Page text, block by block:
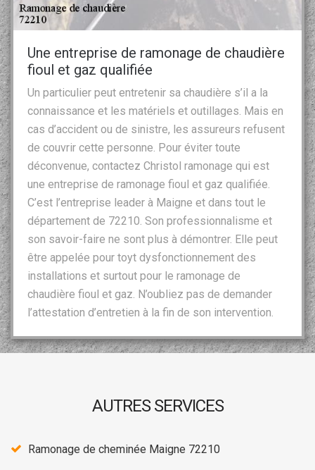
Une entreprise de ramonage de chaudière
fioul et gaz qualifiée
Un particulier peut entretenir sa chaudière s’il a la
connaissance et les matériels et outillages. Mais en
cas d’accident ou de sinistre, les assureurs refusent
de couvrir cette personne. Pour éviter toute
déconvenue, contactez Christol ramonage qui est
une entreprise de ramonage fioul et gaz qualifiée.
C’est l’entreprise leader à Maigne et dans tout le
département de 72210. Son professionnalisme et
son savoir-faire ne sont plus à démontrer. Elle peut
être appelée pour toyt dysfonctionnement des
installations et surtout pour le ramonage de
chaudière fioul et gaz. N’oubliez pas de demander
l’attestation d’entretien à la fin de son intervention.
AUTRES SERVICES
Ramonage de cheminée Maigne 72210